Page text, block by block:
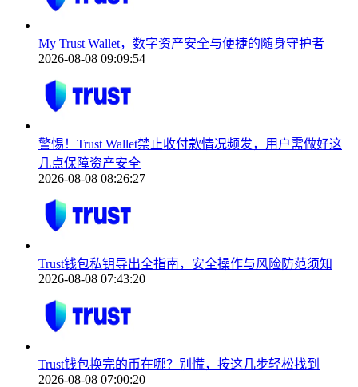
My Trust Wallet，数字资产安全与便捷的随身守护者
2026-08-08 09:09:54
警惕！Trust Wallet禁止收付款情况频发，用户需做好这
几点保障资产安全
2026-08-08 08:26:27
Trust钱包私钥导出全指南，安全操作与风险防范须知
2026-08-08 07:43:20
Trust钱包换完的币在哪？别慌，按这几步轻松找到
2026-08-08 07:00:20